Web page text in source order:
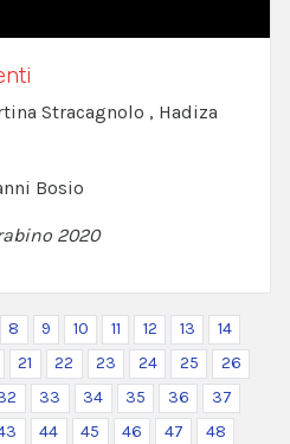
Stracagnolo , Hadiza
Bosio
2020
8 9 10 11 12 13
14
21 22 23 24 25
26
33 34 35 36
37
44 45 46 47
48